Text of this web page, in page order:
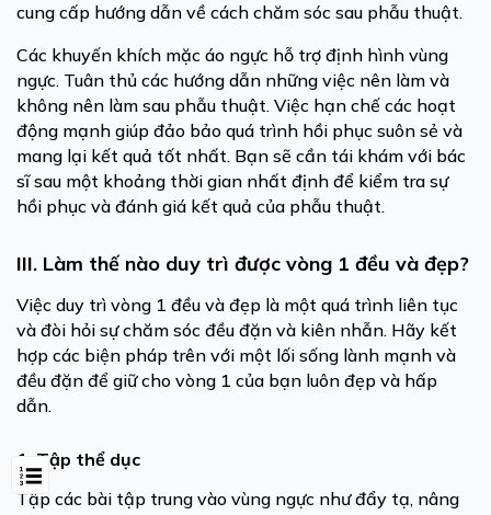
cung cấp hướng dẫn về cách chăm sóc sau phẫu thuật.
Các khuyến khích mặc áo ngực hỗ trợ định hình vùng
ngực. Tuân thủ các hướng dẫn những việc nên làm và
không nên làm sau phẫu thuật. Việc hạn chế các hoạt
động mạnh giúp đảo bảo quá trình hồi phục suôn sẻ và
mang lại kết quả tốt nhất. Bạn sẽ cần tái khám với bác
sĩ sau một khoảng thời gian nhất định để kiểm tra sự
hồi phục và đánh giá kết quả của phẫu thuật.
III. Làm thế nào duy trì được vòng 1 đều và đẹp?
Việc duy trì vòng 1 đều và đẹp là một quá trình liên tục
và đòi hỏi sự chăm sóc đều đặn và kiên nhẫn. Hãy kết
hợp các biện pháp trên với một lối sống lành mạnh và
đều đặn để giữ cho vòng 1 của bạn luôn đẹp và hấp
dẫn.
1. Tập thể dục
Tập các bài tập trung vào vùng ngực như đẩy tạ, nâng